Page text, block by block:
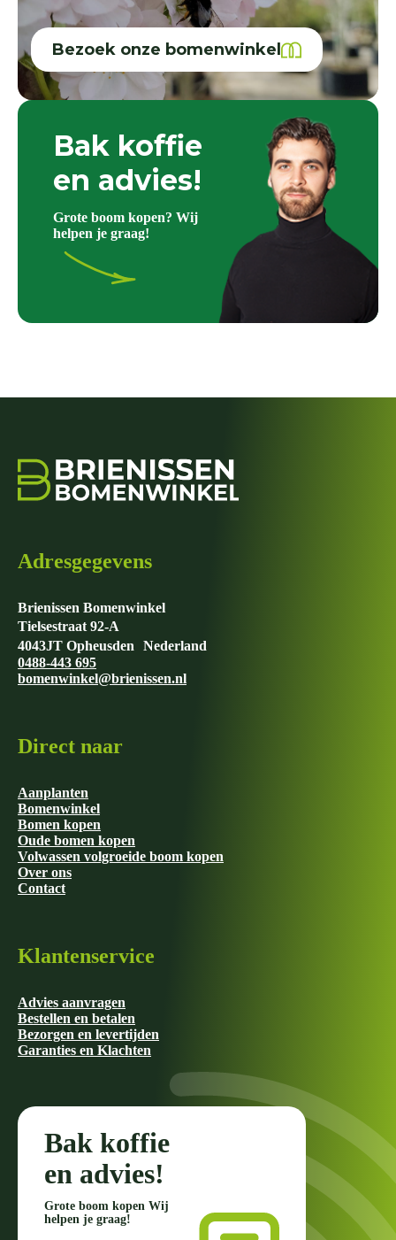
Bezoek onze bomenwinkel
Bak koffie
en advies!
Grote boom kopen? Wij
helpen je graag!
Adresgegevens
Brienissen Bomenwinkel
Tielsestraat 92-A
4043JT Opheusden Nederland
0488-443 695
bomenwinkel@brienissen.nl
Direct naar
Aanplanten
Bomenwinkel
Bomen kopen
Oude bomen kopen
Volwassen volgroeide boom kopen
Over ons
Contact
Klantenservice
Advies aanvragen
Bestellen en betalen
Bezorgen en levertijden
Garanties en Klachten
Bak koffie
en advies!
Grote boom kopen Wij
helpen je graag!